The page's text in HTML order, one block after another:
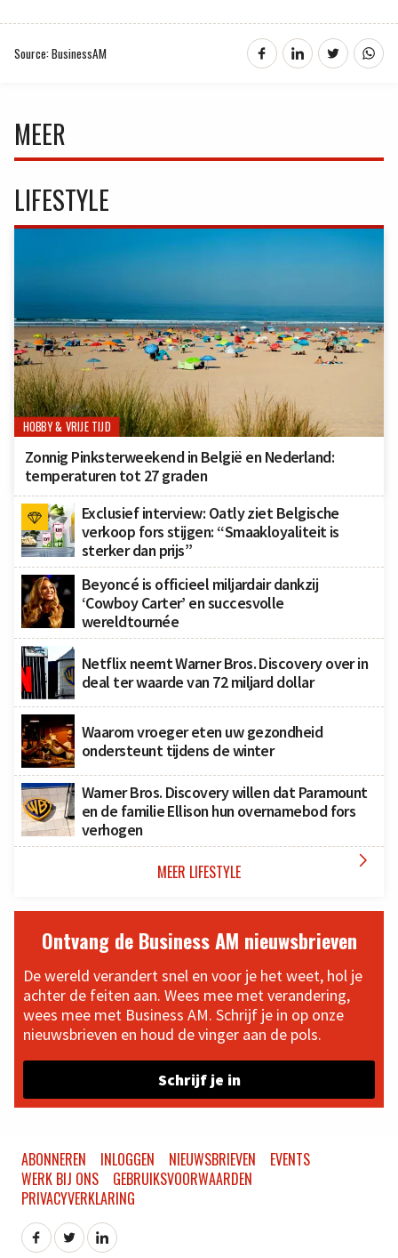
Source: BusinessAM
MEER
LIFESTYLE
HOBBY & VRIJE TIJD
Zonnig Pinksterweekend in België en Nederland:
temperaturen tot 27 graden
Exclusief interview: Oatly ziet Belgische
verkoop fors stijgen: “Smaakloyaliteit is
sterker dan prijs”
Beyoncé is officieel miljardair dankzij
‘Cowboy Carter’ en succesvolle
wereldtournée
Netflix neemt Warner Bros. Discovery over in
deal ter waarde van 72 miljard dollar
Waarom vroeger eten uw gezondheid
ondersteunt tijdens de winter
Warner Bros. Discovery willen dat Paramount
en de familie Ellison hun overnamebod fors
verhogen
MEER LIFESTYLE 
Ontvang de Business AM nieuwsbrieven
De wereld verandert snel en voor je het weet, hol je
achter de feiten aan. Wees mee met verandering,
wees mee met Business AM. Schrijf je in op onze
nieuwsbrieven en houd de vinger aan de pols.
Schrijf je in
ABONNEREN INLOGGEN NIEUWSBRIEVEN
EVENTS
WERK BIJ ONS
GEBRUIKSVOORWAARDEN
PRIVACYVERKLARING